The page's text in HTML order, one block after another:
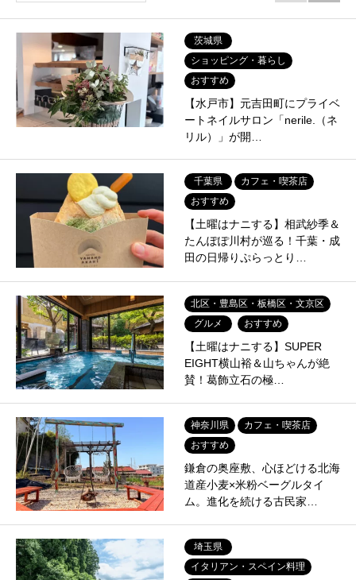
茨城県
ショッピング・暮らし
おすすめ
【水戸市】元吉田町にプライベ
ートネイルサロン「nerile.（ネ
リル）」が開…
千葉県
カフェ・喫茶店
おすすめ
【土曜はナニする】相武紗季＆
たんぽぽ川村が巡る！千葉・成
田の日帰りぷらっとり…
北区・豊島区・板橋区・文京区
グルメ
おすすめ
【土曜はナニする】SUPER
EIGHT横山裕＆山ちゃんが絶
賛！葛飾立石の極…
神奈川県
カフェ・喫茶店
おすすめ
鎌倉の奥座敷、心ほどける北海
道産小麦×米粉ベーグルタイ
ム。進化を続ける古民家…
埼玉県
イタリアン・スペイン料理